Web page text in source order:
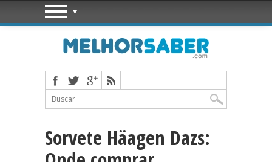
Sorvete Häagen Dazs: